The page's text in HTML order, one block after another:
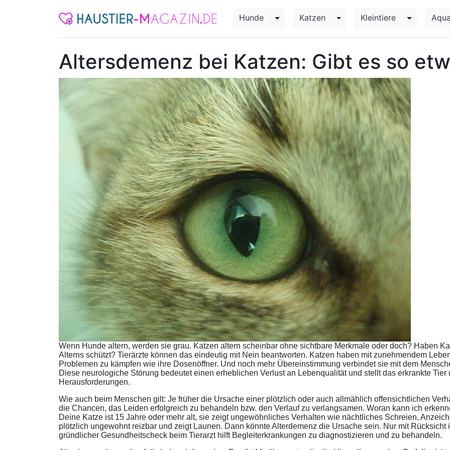
Hunde Toggle Dropdown
Katzen Toggle Dropdown
Kleintiere Toggle
Altersdemenz bei Katzen: Gibt es so
Wenn Hunde altern, werden sie grau. Katzen altern scheinbar ohne sichtbare Merkmale oder doch? Haben
Alterns schützt? Tierärzte können das eindeutig mit Nein beantworten. Katzen haben mit zunehmendem
Problemen zu kämpfen wie ihre Dosenöffner. Und noch mehr Übereinstimmung verbindet sie mit dem
Diese neurologiche Störung bedeutet einen erheblichen Verlust an Lebenqualität und stellt das erkrankte
Herausforderungen.
Wie auch beim Menschen gilt: Je früher die Ursache einer plötzlich oder auch allmählich offensichtlichen
die Chancen, das Leiden erfolgreich zu behandeln bzw. den Verlauf zu verlangsamen. Woran kann ich
Deine Katze ist 15 Jahre oder mehr alt, sie zeigt ungewöhnliches Verhalten wie nächtliches Schreien,
plötzlich ungewohnt reizbar und zeigt Launen. Dann könnte Alterdemenz die Ursache sein. Nur mit
gründlicher Gesundheitscheck beim Tierarzt hilft Begleiterkrankungen zu diagnostizieren und zu behandeln.